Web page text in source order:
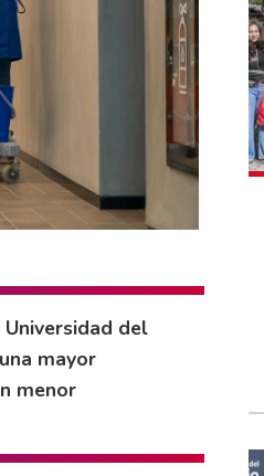
del
mayor
menor